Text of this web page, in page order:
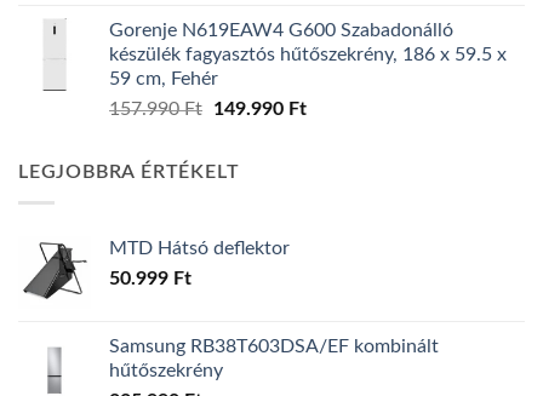
was:
139.990 Ft.
is:
119.990 Ft.
Gorenje N619EAW4 G600 Szabadonálló
készülék fagyasztós hűtőszekrény, 186 x 59.5 x
59 cm, Fehér
157.990Ft
Original
157.990 Ft.
149.990 FtCurrent
LEGJOBBRA ÉRTÉKELT
MTD Hátsó deflektor
50.999 Ft
Samsung RB38T603DSA/EF kombinált
hűtőszekrény